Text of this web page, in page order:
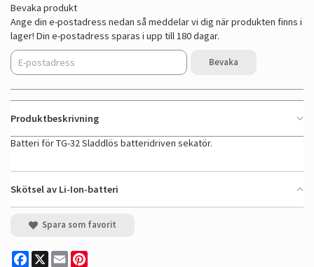
Bevaka produkt
Ange din e-postadress nedan så meddelar vi dig när produkten finns i
lager! Din e-postadress sparas i upp till 180 dagar.
Bevaka
Produktbeskrivning
Skötsel av Li-Ion-batteri
Batteri för TG-32 Sladdlös batteridriven sekatör.
Spara som favorit
Facebook
X Email